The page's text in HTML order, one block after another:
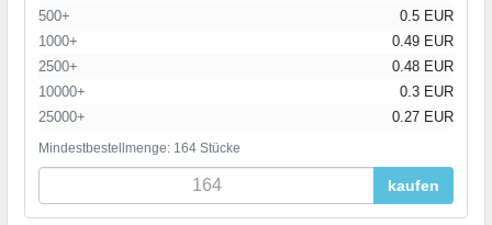
500+
0.5 EUR
1000+
0.49 EUR
2500+
0.48 EUR
10000+
0.3 EUR
25000+
0.27 EUR
Mindestbestellmenge: 164 Stücke
kaufen